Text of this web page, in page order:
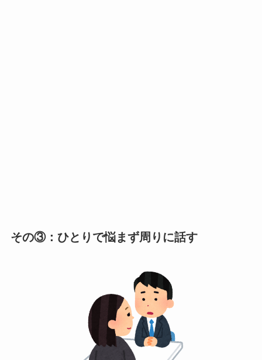
その③：ひとりで悩まず周りに話す